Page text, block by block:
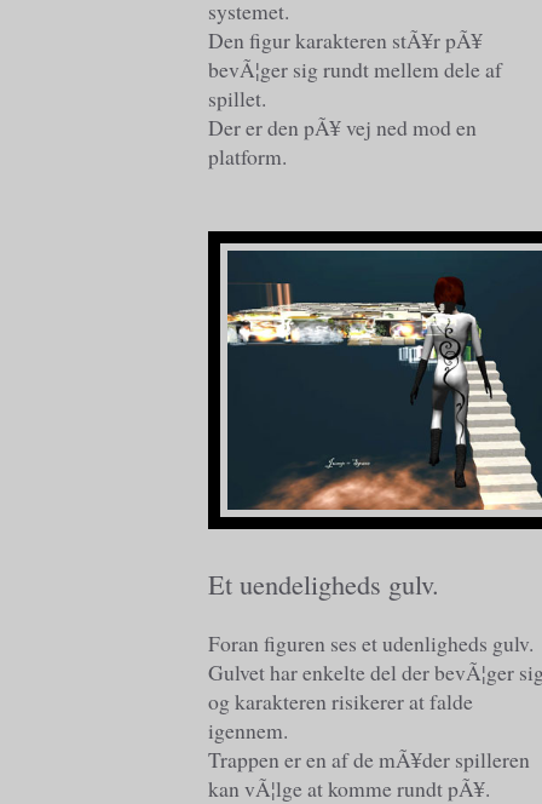
systemet.
Den figur karakteren stÃ¥r pÃ¥
bevÃ¦ger sig rundt mellem dele af
spillet.
Der er den pÃ¥ vej ned mod en
platform.
Et uendeligheds gulv.
Foran figuren ses et udenligheds gulv.
Gulvet har enkelte del der bevÃ¦ger
og karakteren risikerer at falde
igennem.
Trappen er en af de mÃ¥der spilleren
kan vÃ¦lge at komme rundt pÃ¥.